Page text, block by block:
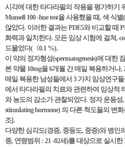
시각에 대한 타다라필의 작용을 평가하기
Munsell 100 -hue test을 사용했을 때, 색 식
않았다. 이러한 결과는 PDE5와 비교할 때
화력과 일치한다. 모든 임상 시험에 걸쳐,
드물었다(〈0.1 %).
이 약의 정자형성(spermatogenesis)에 대한
본 약물 10mg을 6개월 간 매일 복용하거나,
매일 복용한 남성들에서 3 가지 임상연구
에서 타다라필의 치료와 관련하여 임상적
와 농도의 감소가 관찰되었다. 정자 운동성
stimulating hormone) 의 다른 척도들의 변
조].
다양한 심각도(경증, 중등도, 중증)와 병인
종, 연령범위 : 21 -82세)를 대상으로 실시